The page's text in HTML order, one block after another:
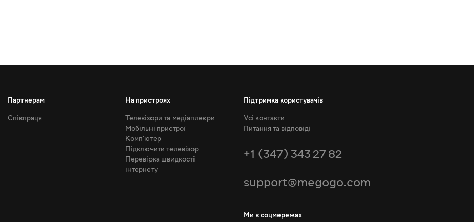
Партнерам
Співпраця
На пристроях
Телевізори та медіаплеєри
Мобільні пристрої
Комп'ютер
Підключити телевізор
Перевірка швидкості
інтернету
Підтримка користувачів
Усі контакти
Питання та відповіді
+1 (347) 343 27 82
support@megogo.com
Ми в соцмережах